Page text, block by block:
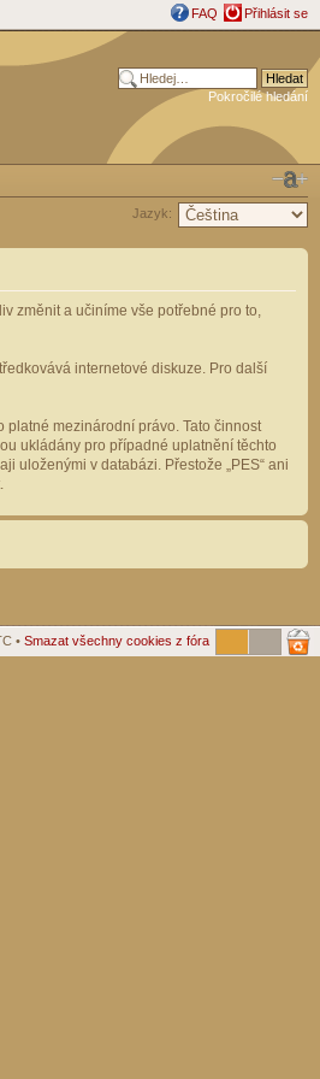
FAQ Přihlásit se
Pokročilé hledání
Jazyk:
změnit a učiníme vše potřebné pro to,
internetové diskuze. Pro další
platné mezinárodní právo. Tato činnost
ukládány pro případné uplatnění těchto
uloženými v databázi. Přestože „PES“ ani
• Smazat všechny cookies z fóra